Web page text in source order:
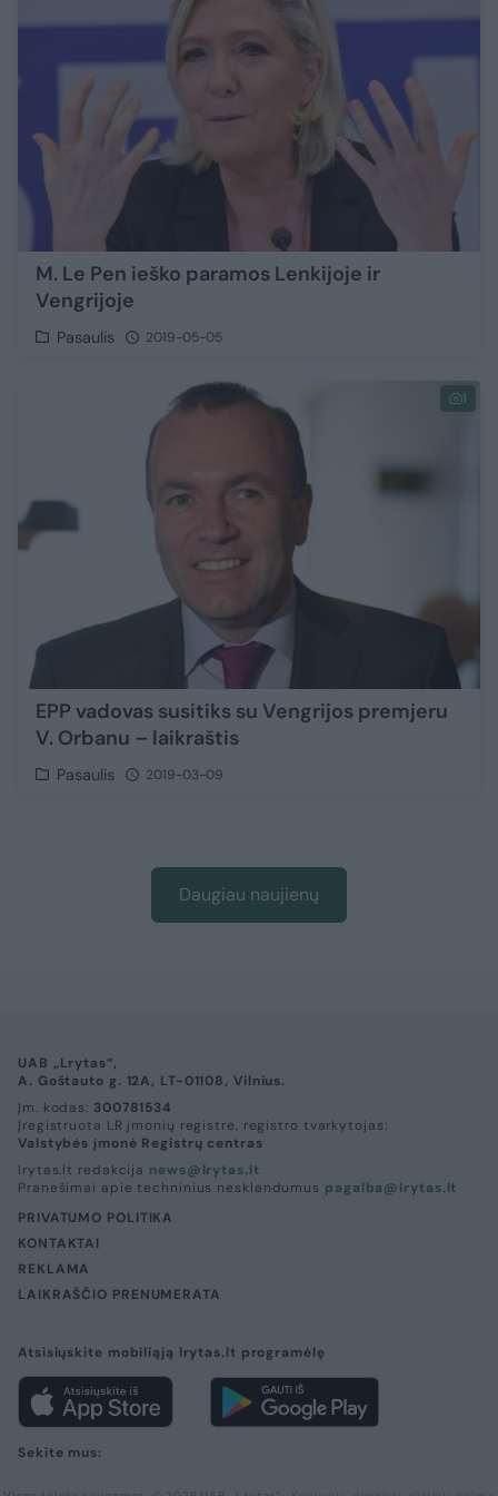
M. Le Pen ieško paramos Lenkijoje ir
Vengrijoje
Pasaulis 2019-05-05
1
EPP vadovas susitiks su Vengrijos premjeru
V. Orbanu – laikraštis
Pasaulis 2019-03-09
Daugiau naujienų
UAB „Lrytas“,
A. Goštauto g. 12A, LT-01108, Vilnius.
Įm. kodas: 300781534
Įregistruota LR įmonių registre, registro tvarkytojas:
Valstybės įmonė Registrų centras
lrytas.lt redakcija news@lrytas.lt
Pranešimai apie techninius nesklandumus pagalba@lrytas.lt
PRIVATUMO POLITIKA
KONTAKTAI
REKLAMA
LAIKRAŠČIO PRENUMERATA
Atsisiųskite mobiliąją lrytas.lt programėlę
Sekite mus: